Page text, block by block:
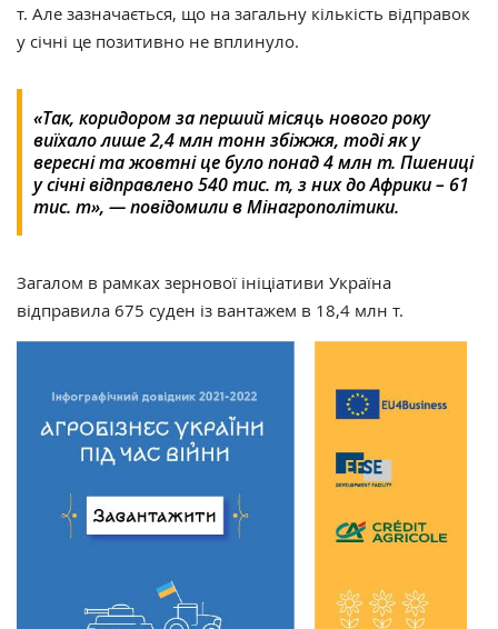
т. Але зазначається, що на загальну кількість відправок
у січні це позитивно не вплинуло.
«Так, коридором за перший місяць нового року
виїхало лише 2,4 млн тонн збіжжя, тоді як у
вересні та жовтні це було понад 4 млн т. Пшениці
у січні відправлено 540 тис. т, з них до Африки – 61
тис. т», — повідомили в Мінагрополітики.
Загалом в рамках зернової ініціативи Україна
відправила 675 суден із вантажем в 18,4 млн т.